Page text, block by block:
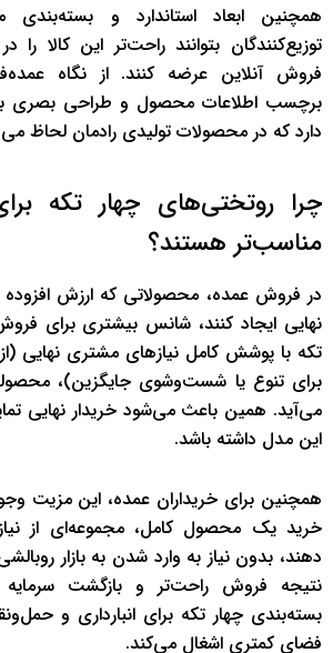
همچنین ابعاد استاندارد و
توزیع‌کنندگان بتوانند راحت‌تر این کالا را
فروش آنلاین عرضه کنند. از نگاه
برچسب اطلاعات محصول و طراحی بصری
دارد که در محصولات تولیدی رادمان لحاظ
چرا روتختی‌های چهار تکه
مناسب‌تر هستند؟
در فروش عمده، محصولاتی که ارزش
نهایی ایجاد کنند، شانس بیشتری برای
تکه با پوشش کامل نیازهای مشتری نهایی
برای تنوع یا شست‌وشوی جایگزین)،
می‌آید. همین باعث می‌شود خریدار نهایی
این مدل داشته باشد.
همچنین برای خریداران عمده، این مزیت
خرید یک محصول کامل، مجموعه‌ای از
دهند، بدون نیاز به وارد شدن به بازار
نتیجه فروش راحت‌تر و بازگشت سرمایه
بسته‌بندی چهار تکه برای انبارداری و
فضای کمتری اشغال می‌کند.